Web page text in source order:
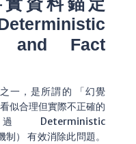
and Fact
一，是所謂的 「幻覺
合理但實際不正確的
Deterministic
） 有效消除此問題。